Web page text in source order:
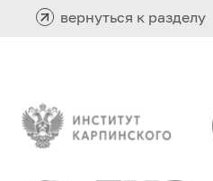
вернуться к разделу